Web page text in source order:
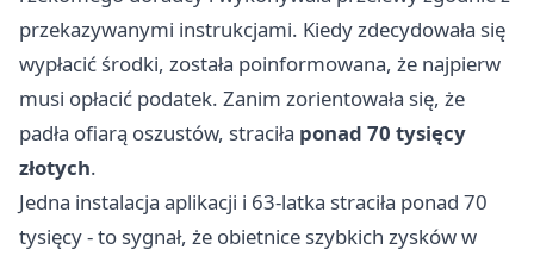
przekazywanymi instrukcjami. Kiedy zdecydowała się
wypłacić środki, została poinformowana, że najpierw
musi opłacić podatek. Zanim zorientowała się, że
padła ofiarą oszustów, straciła ponad 70 tysięcy
złotych.
Jedna instalacja aplikacji i 63-latka straciła ponad 70
tysięcy - to sygnał, że obietnice szybkich zysków w